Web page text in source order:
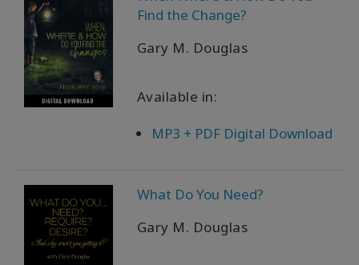
Find the Change?
Gary M. Douglas
Available in:
MP3 + PDF Digital Download
What Do You Need?
Gary M. Douglas